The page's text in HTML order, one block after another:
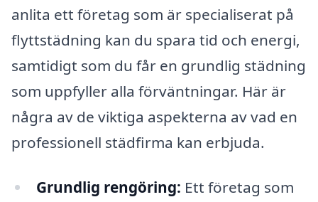
anlita ett företag som är specialiserat på
flyttstädning kan du spara tid och energi,
samtidigt som du får en grundlig städning
som uppfyller alla förväntningar. Här är
några av de viktiga aspekterna av vad en
professionell städfirma kan erbjuda.
Grundlig rengöring: Ett företag som